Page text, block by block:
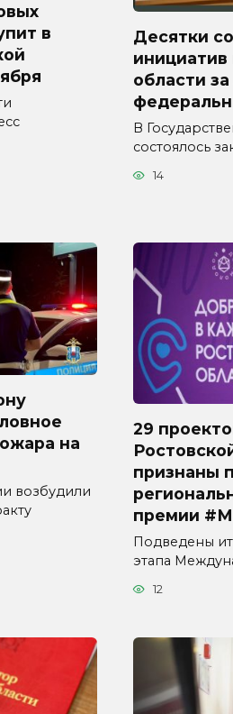
в
Десятки
инициатив
области
В
состоялось
14
на
возбудили
29
признаны
премии
Подведены
этапа
12